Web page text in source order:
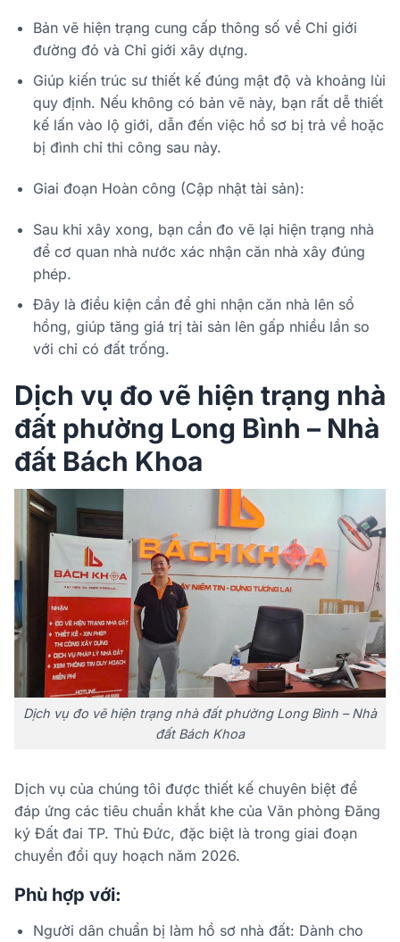
Bản vẽ hiện trạng cung cấp thông số về Chỉ giới
đường đỏ và Chỉ giới xây dựng.
Giúp kiến trúc sư thiết kế đúng mật độ và khoảng lùi
quy định. Nếu không có bản vẽ này, bạn rất dễ thiết
kế lấn vào lộ giới, dẫn đến việc hồ sơ bị trả về hoặc
bị đình chỉ thi công sau này.
Giai đoạn Hoàn công (Cập nhật tài sản):
Sau khi xây xong, bạn cần đo vẽ lại hiện trạng nhà
để cơ quan nhà nước xác nhận căn nhà xây đúng
phép.
Đây là điều kiện cần để ghi nhận căn nhà lên sổ
hồng, giúp tăng giá trị tài sản lên gấp nhiều lần so
với chỉ có đất trống.
Dịch vụ đo vẽ hiện trạng nhà
đất phường Long Bình – Nhà
đất Bách Khoa
Dịch vụ đo vẽ hiện trạng nhà đất phường Long Bình – Nhà
đất Bách Khoa
Dịch vụ của chúng tôi được thiết kế chuyên biệt để
đáp ứng các tiêu chuẩn khắt khe của Văn phòng Đăng
ký Đất đai TP. Thủ Đức, đặc biệt là trong giai đoạn
chuyển đổi quy hoạch năm 2026.
Phù hợp với:
Người dân chuẩn bị làm hồ sơ nhà đất: Dành cho